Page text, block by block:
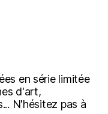
en série limitée
d'art,
N'hésitez pas à